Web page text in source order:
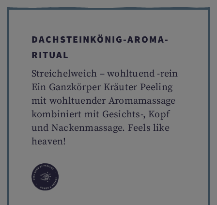
DACHSTEINKÖNIG-AROMA-
RITUAL
Streichelweich – wohltuend -rein
Ein Ganzkörper Kräuter Peeling
mit wohltuender Aromamassage
kombiniert mit Gesichts-, Kopf
und Nackenmassage. Feels like
heaven!